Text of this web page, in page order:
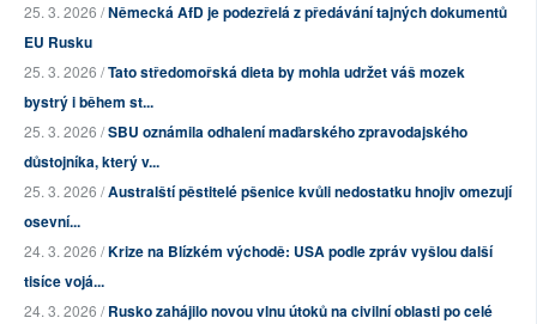
25. 3. 2026 /Německá AfD je podezřelá z předávání tajných dokumentů
EU Rusku
25. 3. 2026 /Tato středomořská dieta by mohla udržet váš mozek
bystrý i během st...
25. 3. 2026 /SBU oznámila odhalení maďarského zpravodajského
důstojníka, který v...
25. 3. 2026 /Australští pěstitelé pšenice kvůli nedostatku hnojiv omezují
osevní...
24. 3. 2026 /Krize na Blízkém východě: USA podle zpráv vyšlou další
tisíce vojá...
24. 3. 2026 /Rusko zahájilo novou vlnu útoků na civilní oblasti po celé